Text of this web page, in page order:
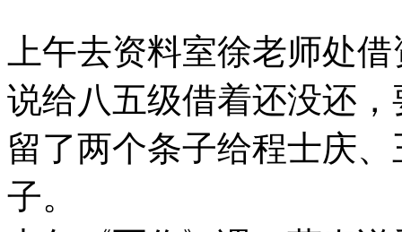
上午去资料室徐老师处
说给八五级借着还没还
留了两个条子给程士庆
子。